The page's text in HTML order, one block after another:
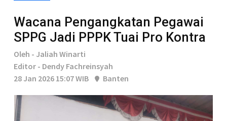
Wacana Pengangkatan Pegawai
SPPG Jadi PPPK Tuai Pro Kontra
Oleh - Jaliah Winarti
Editor - Dendy Fachreinsyah
28 Jan 2026 15:07 WIB
Banten